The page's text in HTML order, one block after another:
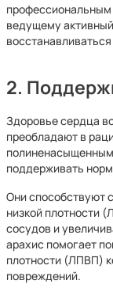
ведущему
2.
Здоровье сердца
преобладают в
поддерживать
Они способствуют
низкой плотности
сосудов и
арахис помогает
плотности (ЛПВП)
повреждений.